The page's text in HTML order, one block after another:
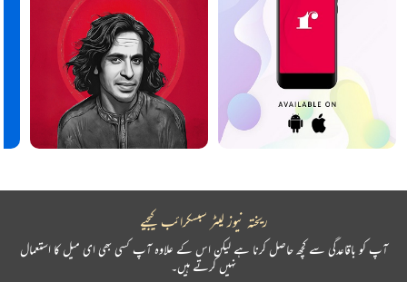
ریختہ نیوز لیٹر سبسکرائب کیجیے
آپ کو باقاعدگی سے کچھ حاصل کرنا ہے لیکن اس کے علاوہ آپ کسی بھی ای میل کا استعمال
نہیں کرتے ہیں۔